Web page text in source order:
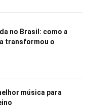
no Brasil: como a
transformou o
música para